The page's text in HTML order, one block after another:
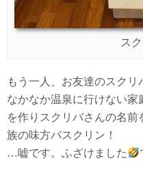
ス
もう一人、お友達のスクリ
なかなか温泉に行けない家
を作りスクリバさんの名
族の味方バスクリン！
…嘘です。ふざけました